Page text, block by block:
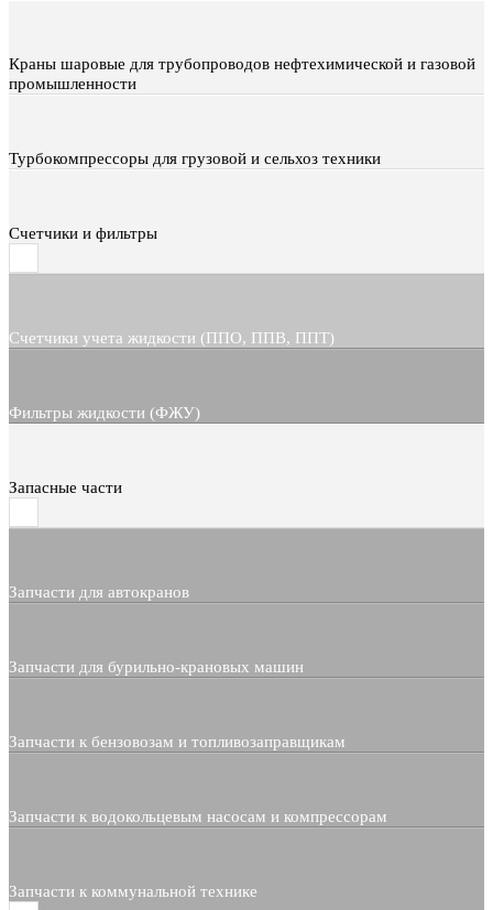
Краны шаровые для трубопроводов нефтехимической и газовой
промышленности
Турбокомпрессоры для грузовой и сельхоз техники
Счетчики и фильтры
Счетчики учета жидкости (ППО, ППВ, ППТ)
Фильтры жидкости (ФЖУ)
Запасные части
Запчасти для автокранов
Запчасти для бурильно-крановых машин
Запчасти к бензовозам и топливозаправщикам
Запчасти к водокольцевым насосам и компрессорам
Запчасти к коммунальной технике